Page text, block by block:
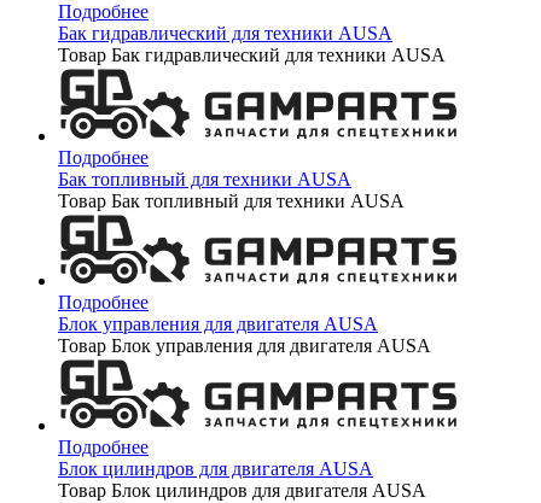
Подробнее
Бак гидравлический для техники AUSA
Товар Бак гидравлический для техники AUSA
Подробнее
Бак топливный для техники AUSA
Товар Бак топливный для техники AUSA
Подробнее
Блок управления для двигателя AUSA
Товар Блок управления для двигателя AUSA
Подробнее
Блок цилиндров для двигателя AUSA
Товар Блок цилиндров для двигателя AUSA